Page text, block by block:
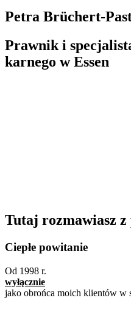
Petra Brüchert-
Prawnik i
karnego w Essen
Tutaj rozmawiasz
Ciepłe powitanie
Od 1998 r.
wyłącznie
jako obrońca moich klientów w